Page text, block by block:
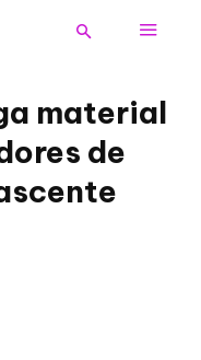
material
de